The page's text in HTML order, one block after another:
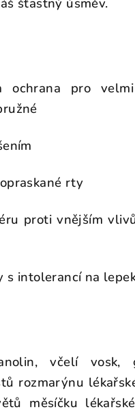
pro
rty
proti vnějším
s intolerancí na
včelí
rozmarýnu
měsíčku